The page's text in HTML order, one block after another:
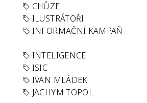
CHŮZE
ILUSTRÁTOŘI
INFORMAČNÍ KAMPAŇ
INTELIGENCE
ISIC
IVAN MLÁDEK
JACHYM TOPOL